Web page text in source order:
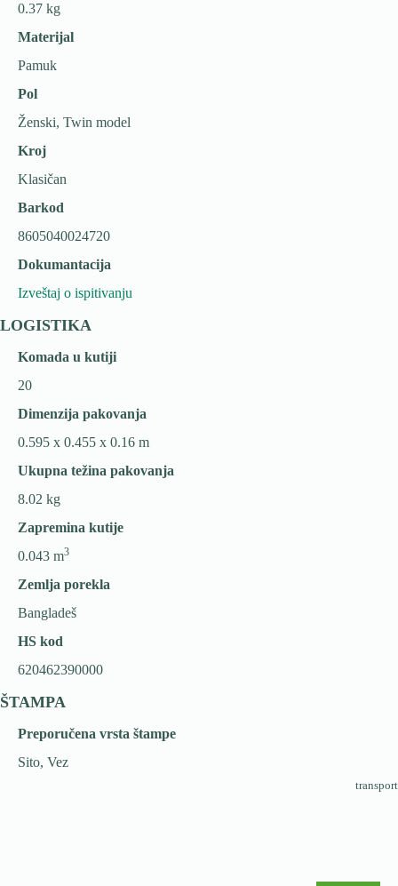
0.37 kg
Materijal
Pamuk
Pol
Ženski, Twin model
Kroj
Klasičan
Barkod
8605040024720
Dokumantacija
Izveštaj o ispitivanju
LOGISTIKA
Komada u kutiji
20
Dimenzija pakovanja
0.595 x 0.455 x 0.16 m
Ukupna težina pakovanja
8.02 kg
Zapremina kutije
0.043 m3
Zemlja porekla
Bangladeš
HS kod
620462390000
ŠTAMPA
Preporučena vrsta štampe
Sito, Vez
transport